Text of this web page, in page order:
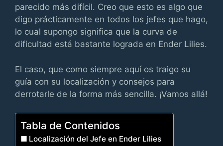
parecido más difícil. Creo que esto es algo que
digo prácticamente en todos los jefes que hago,
lo cual supongo significa que la curva de
dificultad está bastante lograda en Ender Lilies.
El caso, que como siempre aquí os traigo su
guía con su localización y consejos para
derrotarle de la forma más sencilla. ¡Vamos allá!
Tabla de Contenidos
Localización del Jefe en Ender Lilies